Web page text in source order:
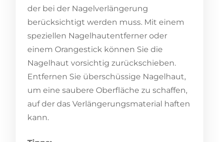
der bei der Nagelverlängerung
berücksichtigt werden muss. Mit einem
speziellen Nagelhautentferner oder
einem Orangestick können Sie die
Nagelhaut vorsichtig zurückschieben.
Entfernen Sie überschüssige Nagelhaut,
um eine saubere Oberfläche zu schaffen,
auf der das Verlängerungsmaterial haften
kann.